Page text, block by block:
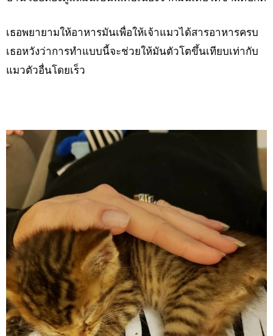
เธอพยายามให้อาหารมันเพื่อให้เจ้าแมวได้สารอาหารครบ
เธอหวังว่าการทำแบบนี้จะช่วยให้มันตัวโตขึ้นเทียบเท่ากับ
แมวตัวอื่นโดยเร็ว